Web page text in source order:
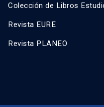
Colección de Libros
Revista EURE
Revista PLANEO